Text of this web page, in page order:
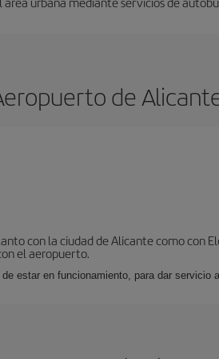
de
con la ciudad de Alicante como con
el aeropuerto.
estar en funcionamiento, para dar